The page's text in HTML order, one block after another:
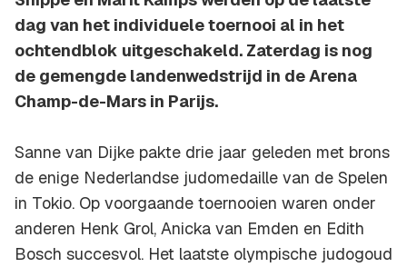
dag van het individuele toernooi al in het
ochtendblok uitgeschakeld. Zaterdag is nog
de gemengde landenwedstrijd in de Arena
Champ-de-Mars in Parijs.
Sanne van Dijke pakte drie jaar geleden met brons
de enige Nederlandse judomedaille van de Spelen
in Tokio. Op voorgaande toernooien waren onder
anderen Henk Grol, Anicka van Emden en Edith
Bosch succesvol. Het laatste olympische judogoud